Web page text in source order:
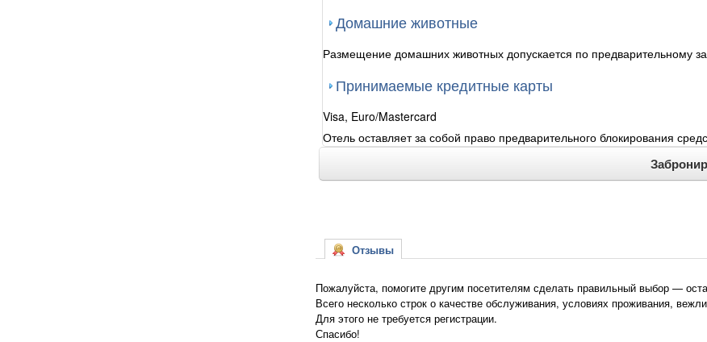
Домашние животные
Размещение домашних животных допускается по предварительному
Принимаемые кредитные карты
Visa, Euro/Mastercard
Отель оставляет за собой право предварительного блокирования
Отзывы
Пожалуйста, помогите другим посетителям сделать правильный выбор —
Всего несколько строк о качестве обслуживания, условиях проживания,
Для этого не требуется регистрации.
Спасибо!